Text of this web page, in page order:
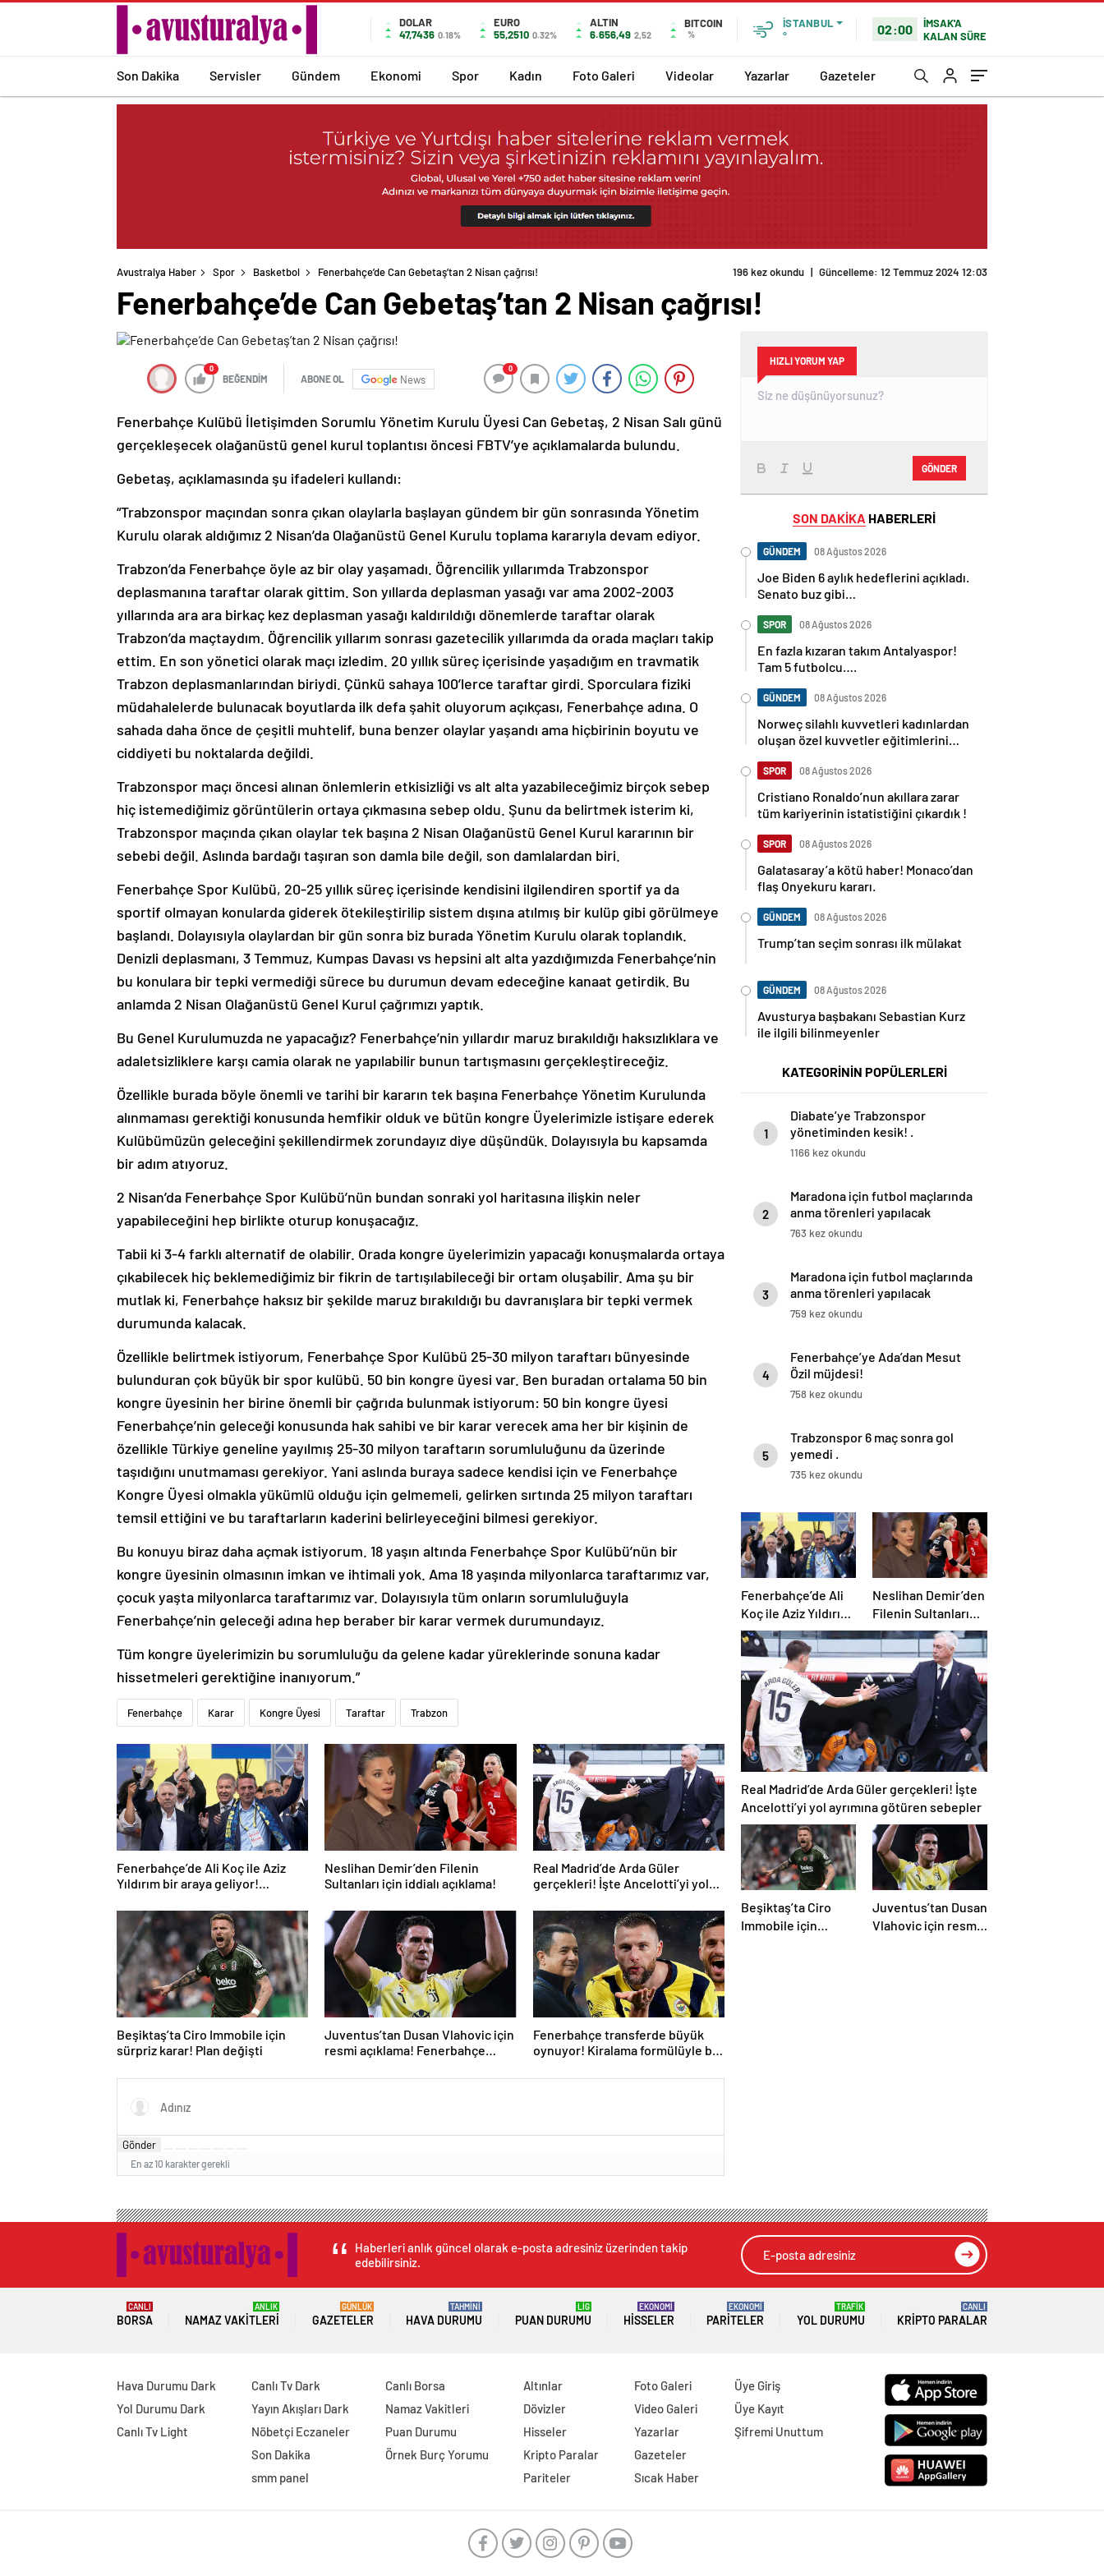
DOLAR
47,7436 0.18%
EURO
55,2510 0.32%
ALTIN
6.656,49 2,52
BITCOIN
%
İSTANBUL
°
02:00
İMSAK'A
KALAN SÜRE
Son Dakika Servisler Gündem Ekonomi Spor Kadın Foto Galeri Videolar Yazarlar Gazeteler
Avustralya Haber Spor Basketbol Fenerbahçe’de Can Gebetaş’tan 2 Nisan çağrısı! 196 kez okundu | Güncelleme: 12 Temmuz 2024 12:03
Fenerbahçe’de Can Gebetaş’tan 2 Nisan çağrısı!
0
BEĞENDİM ABONE OL News
0
Fenerbahçe Kulübü İletişimden Sorumlu Yönetim Kurulu Üyesi Can Gebetaş, 2 Nisan Salı günü
gerçekleşecek olağanüstü genel kurul toplantısı öncesi FBTV’ye açıklamalarda bulundu.
Gebetaş, açıklamasında şu ifadeleri kullandı:
“Trabzonspor maçından sonra çıkan olaylarla başlayan gündem bir gün sonrasında Yönetim
Kurulu olarak aldığımız 2 Nisan’da Olağanüstü Genel Kurulu toplama kararıyla devam ediyor.
Trabzon’da Fenerbahçe öyle az bir olay yaşamadı. Öğrencilik yıllarımda Trabzonspor
deplasmanına taraftar olarak gittim. Son yıllarda deplasman yasağı var ama 2002-2003
yıllarında ara ara birkaç kez deplasman yasağı kaldırıldığı dönemlerde taraftar olarak
Trabzon’da maçtaydım. Öğrencilik yıllarım sonrası gazetecilik yıllarımda da orada maçları takip
ettim. En son yönetici olarak maçı izledim. 20 yıllık süreç içerisinde yaşadığım en travmatik
Trabzon deplasmanlarından biriydi. Çünkü sahaya 100’lerce taraftar girdi. Sporculara fiziki
müdahalelerde bulunacak boyutlarda ilk defa şahit oluyorum açıkçası, Fenerbahçe adına. O
sahada daha önce de çeşitli muhtelif, buna benzer olaylar yaşandı ama hiçbirinin boyutu ve
ciddiyeti bu noktalarda değildi.
Trabzonspor maçı öncesi alınan önlemlerin etkisizliği vs alt alta yazabileceğimiz birçok sebep
hiç istemediğimiz görüntülerin ortaya çıkmasına sebep oldu. Şunu da belirtmek isterim ki,
Trabzonspor maçında çıkan olaylar tek başına 2 Nisan Olağanüstü Genel Kurul kararının bir
sebebi değil. Aslında bardağı taşıran son damla bile değil, son damlalardan biri.
Fenerbahçe Spor Kulübü, 20-25 yıllık süreç içerisinde kendisini ilgilendiren sportif ya da
sportif olmayan konularda giderek ötekileştirilip sistem dışına atılmış bir kulüp gibi görülmeye
başlandı. Dolayısıyla olaylardan bir gün sonra biz burada Yönetim Kurulu olarak toplandık.
Denizli deplasmanı, 3 Temmuz, Kumpas Davası vs hepsini alt alta yazdığımızda Fenerbahçe’nin
bu konulara bir tepki vermediği sürece bu durumun devam edeceğine kanaat getirdik. Bu
anlamda 2 Nisan Olağanüstü Genel Kurul çağrımızı yaptık.
Bu Genel Kurulumuzda ne yapacağız? Fenerbahçe’nin yıllardır maruz bırakıldığı haksızlıklara ve
adaletsizliklere karşı camia olarak ne yapılabilir bunun tartışmasını gerçekleştireceğiz.
Özellikle burada böyle önemli ve tarihi bir kararın tek başına Fenerbahçe Yönetim Kurulunda
alınmaması gerektiği konusunda hemfikir olduk ve bütün kongre Üyelerimizle istişare ederek
Kulübümüzün geleceğini şekillendirmek zorundayız diye düşündük. Dolayısıyla bu kapsamda
bir adım atıyoruz.
2 Nisan’da Fenerbahçe Spor Kulübü’nün bundan sonraki yol haritasına ilişkin neler
yapabileceğini hep birlikte oturup konuşacağız.
Tabii ki 3-4 farklı alternatif de olabilir. Orada kongre üyelerimizin yapacağı konuşmalarda ortaya
çıkabilecek hiç beklemediğimiz bir fikrin de tartışılabileceği bir ortam oluşabilir. Ama şu bir
mutlak ki, Fenerbahçe haksız bir şekilde maruz bırakıldığı bu davranışlara bir tepki vermek
durumunda kalacak.
Özellikle belirtmek istiyorum, Fenerbahçe Spor Kulübü 25-30 milyon taraftarı bünyesinde
bulunduran çok büyük bir spor kulübü. 50 bin kongre üyesi var. Ben buradan ortalama 50 bin
kongre üyesinin her birine önemli bir çağrıda bulunmak istiyorum: 50 bin kongre üyesi
Fenerbahçe’nin geleceği konusunda hak sahibi ve bir karar verecek ama her bir kişinin de
özellikle Türkiye geneline yayılmış 25-30 milyon taraftarın sorumluluğunu da üzerinde
taşıdığını unutmaması gerekiyor. Yani aslında buraya sadece kendisi için ve Fenerbahçe
Kongre Üyesi olmakla yükümlü olduğu için gelmemeli, gelirken sırtında 25 milyon taraftarı
temsil ettiğini ve bu taraftarların kaderini belirleyeceğini bilmesi gerekiyor.
Bu konuyu biraz daha açmak istiyorum. 18 yaşın altında Fenerbahçe Spor Kulübü’nün bir
kongre üyesinin olmasının imkan ve ihtimali yok. Ama 18 yaşında milyonlarca taraftarımız var,
çocuk yaşta milyonlarca taraftarımız var. Dolayısıyla tüm onların sorumluluğuyla
Fenerbahçe’nin geleceği adına hep beraber bir karar vermek durumundayız.
Tüm kongre üyelerimizin bu sorumluluğu da gelene kadar yüreklerinde sonuna kadar
hissetmeleri gerektiğine inanıyorum.”
Fenerbahçe Karar Kongre Üyesi Taraftar Trabzon
Fenerbahçe’de Ali Koç ile Aziz
Yıldırım bir araya geliyor!
Neslihan Demir’den Filenin
Sultanları için iddialı açıklama!
Real Madrid’de Arda Güler
gerçekleri! İşte Ancelotti’yi yol
Beşiktaş’ta Ciro Immobile için
sürpriz karar! Plan değişti
Juventus’tan Dusan Vlahovic için
resmi açıklama! Fenerbahçe
Fenerbahçe transferde büyük
oynuyor! Kiralama formülüyle bir
Gönder
En az 10 karakter gerekli
HIZLI YORUM YAP
GÖNDER
SON DAKİKA HABERLERİ
GÜNDEM 08 Ağustos 2026
Joe Biden 6 aylık hedeflerini açıkladı.
Senato buz gibi…
SPOR 08 Ağustos 2026
En fazla kızaran takım Antalyaspor!
Tam 5 futbolcu….
GÜNDEM 08 Ağustos 2026
Norweç silahlı kuvvetleri kadınlardan
oluşan özel kuvvetler eğitimlerini
SPOR 08 Ağustos 2026
Cristiano Ronaldo’nun akıllara zarar
tüm kariyerinin istatistiğini çıkardık !
SPOR 08 Ağustos 2026
Galatasaray’a kötü haber! Monaco’dan
flaş Onyekuru kararı.
GÜNDEM 08 Ağustos 2026
Trump’tan seçim sonrası ilk mülakat
GÜNDEM 08 Ağustos 2026
Avusturya başbakanı Sebastian Kurz
ile ilgili bilinmeyenler
KATEGORİNİN POPÜLERLERİ
1
Diabate’ye Trabzonspor
yönetiminden kesik! .
1166 kez okundu
2
Maradona için futbol maçlarında
anma törenleri yapılacak
763 kez okundu
3
Maradona için futbol maçlarında
anma törenleri yapılacak
759 kez okundu
4
Fenerbahçe’ye Ada’dan Mesut
Özil müjdesi!
758 kez okundu
5
Trabzonspor 6 maç sonra gol
yemedi .
735 kez okundu
Fenerbahçe’de Ali
Koç ile Aziz Yıldırım
bir araya geliyor!
Toplanan imza
sayısı ortaya çıktı
Neslihan Demir’den
Filenin Sultanları
için iddialı açıklama!
Real Madrid’de Arda Güler gerçekleri! İşte
Ancelotti’yi yol ayrımına götüren sebepler
Beşiktaş’ta Ciro
Immobile için
Juventus’tan Dusan
Vlahovic için resmi
Haberleri anlık güncel olarak e-posta adresiniz üzerinden takip
edebilirsiniz.
BORSA
CANLI
NAMAZ VAKITLERI
ANLIK
GAZETELER
GÜNLÜK
HAVA DURUMU
TAHMİNİ
PUAN DURUMU
LİG
HISSELER
EKONOMİ
PARITELER
EKONOMİ
YOL DURUMU
TRAFİK
KRIPTO PARALAR
CANLI
Hava Durumu Dark
Yol Durumu Dark
Canlı Tv Light
Canlı Tv Dark
Yayın Akışları Dark
Nöbetçi Eczaneler
Son Dakika
smm panel
Canlı Borsa
Namaz Vakitleri
Puan Durumu
Örnek Burç Yorumu
Altınlar
Dövizler
Hisseler
Kripto Paralar
Pariteler
Foto Galeri
Video Galeri
Yazarlar
Gazeteler
Sıcak Haber
Üye Giriş
Üye Kayıt
Şifremi Unuttum